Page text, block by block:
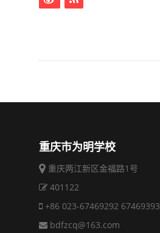
重庆市为明学校
重庆两江新区金福路1号
401122
+86 023-67469292 67469393
bdfzcq@163.com